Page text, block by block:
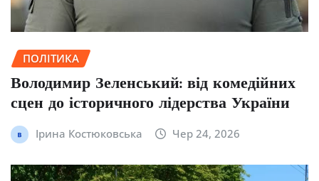
ПОЛІТИКА
Володимир Зеленський: від комедійних
сцен до історичного лідерства України
Ірина Костюковська Чер 24, 2026